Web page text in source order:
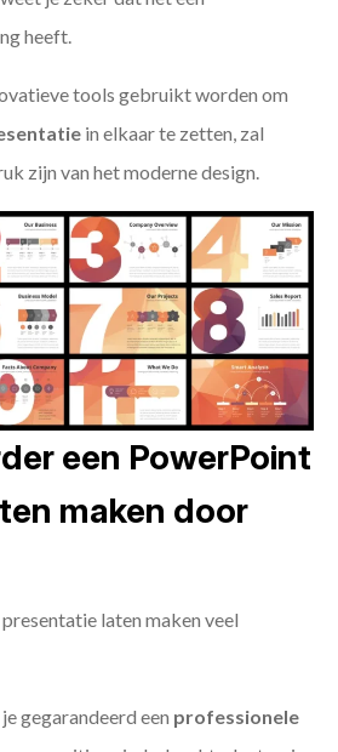
heeft.
tools gebruikt worden om
in elkaar te zetten, zal
zijn van het moderne design.
een PowerPoint
maken door
laten maken veel
gegarandeerd een professionele